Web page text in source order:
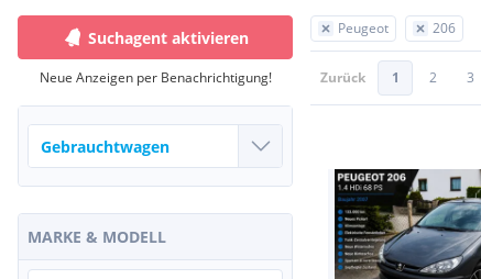
Peugeot 206
Zurück 1 2 3
Suchagent aktivieren
Neue Anzeigen per Benachrichtigung!
MARKE & MODELL